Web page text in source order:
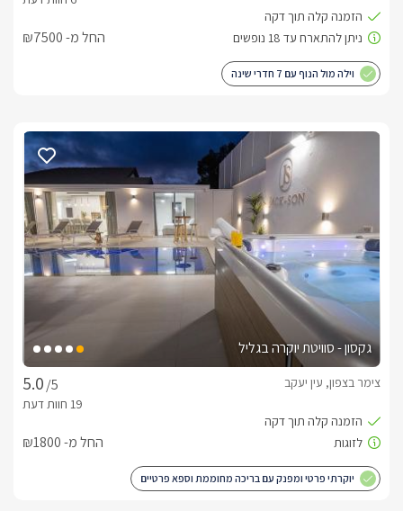
החל מ- ₪7500
וילה מול הנוף עם 7 חדרי שינה
גקסון - סוויטת יוקרה בגליל
/5
צימר בצפון, עין יעקב
החל מ- ₪1800
יוקרתי פרטי ומפנק עם בריכה מחוממת וספא פרטיים